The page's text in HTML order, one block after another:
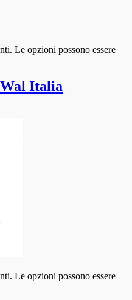
Le opzioni possono essere
Italia
Le opzioni possono essere